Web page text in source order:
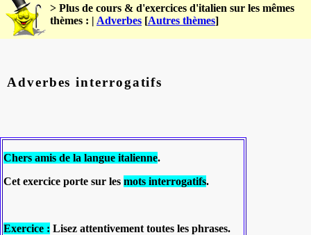
> Plus de cours & d'exercices d'italien sur les mêmes
thèmes : | Adverbes [Autres thèmes]
Adverbes interrogatifs
Chers amis de la langue italienne.
Cet exercice porte sur les mots interrogatifs.
Exercice : Lisez attentivement toutes les phrases.